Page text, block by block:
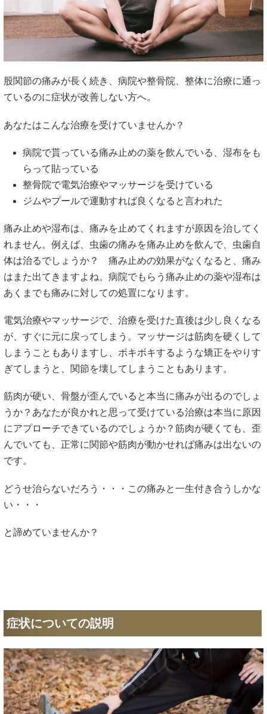
股関節の痛みが長く続き、病院や整骨院、整体に治療に通っ
ているのに症状が改善しない方へ。
あなたはこんな治療を受けていませんか？
病院で貰っている痛み止めの薬を飲んでいる、湿布をも
らって貼っている
整骨院で電気治療やマッサージを受けている
ジムやプールで運動すれば良くなると言われた
痛み止めや湿布は、痛みを止めてくれますが原因を治してく
れません。例えば、虫歯の痛みを痛み止めを飲んで、虫歯自
体は治るでしょうか？ 痛み止めの効果がなくなると、痛み
はまた出てきますよね。病院でもらう痛み止めの薬や湿布は
あくまでも痛みに対しての処置になります。
電気治療やマッサージで、治療を受けた直後は少し良くなる
が、すぐに元に戻ってしまう。マッサージは筋肉を硬くして
しまうこともありますし、ボキボキするような矯正をやりす
ぎてしまうと、関節を壊してしまうこともあります。
筋肉が硬い、骨盤が歪んでいると本当に痛みが出るのでしょ
うか？あなたが良かれと思って受けている治療は本当に原因
にアプローチできているのでしょうか？筋肉が硬くても、歪
んでいても、正常に関節や筋肉が動かせれば痛みは出ないの
です。
どうせ治らないだろう・・・この痛みと一生付き合うしかな
い・・・
と諦めていませんか？
症状についての説明